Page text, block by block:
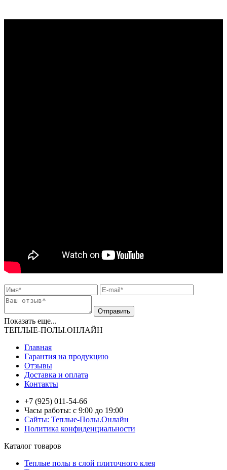
Показать еще...
ТЕПЛЫЕ-ПОЛЫ.ОНЛАЙН
Главная
Гарантия на продукцию
Отзывы
Доставка и оплата
Контакты
+7 (925) 011-54-66
Часы работы: с 9:00 до 19:00
Сайты: Теплые-Полы.Онлайн
Политика конфиденциальности
Каталог товаров
Теплые полы в слой плиточного клея